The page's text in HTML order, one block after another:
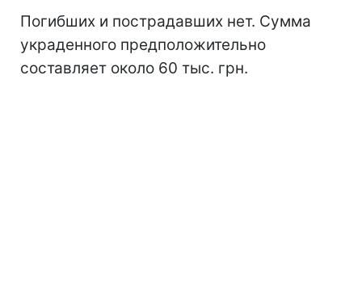
Погибших и пострадавших нет. Сумма
украденного предположительно
составляет около 60 тыс. грн.